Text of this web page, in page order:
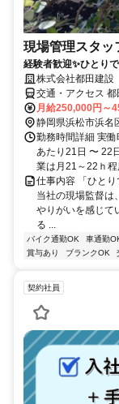
現場管理スタッ
経験者歓迎✨ひとり
株式会社都田建設
交通・アクセス
ス)徒歩5分
月給250,000円～
静岡県浜松市浜名
勤務時間詳細 実
あたり21日 〜 22
業は月21～22ｈ程
仕事内容 「ひと
当社の現場監督は
やりがいを感じて
る ...
バイク通勤OK 車通勤
賞与あり
ブランクOK
契約社員